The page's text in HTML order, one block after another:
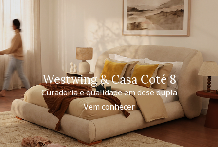
Westwing & Casa Coté 8
Curadoria e qualidade em dose dupla
Vem conhecer